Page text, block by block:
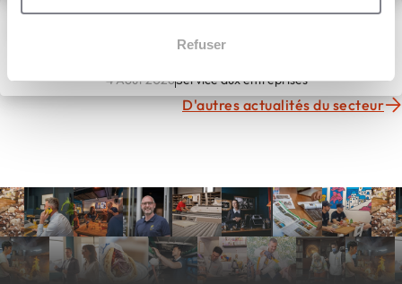
Refuser
AI Act : le marché de
l’intelligence artificielle
aussi.
4 Août 2026Service aux entreprises
D'autres actualités du secteur